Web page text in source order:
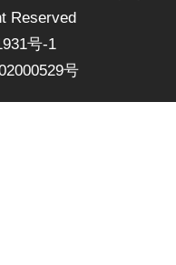
Reserved
号-1
号